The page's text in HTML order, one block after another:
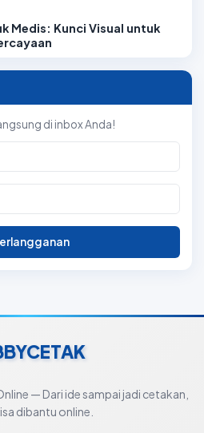
Medis: Kunci Visual untuk
di inbox Anda!
— Dari ide sampai jadi cetakan,
dibantu online.